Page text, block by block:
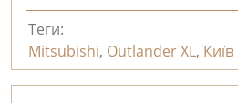
Теги:
Mitsubishi, Outlander XL, Київ